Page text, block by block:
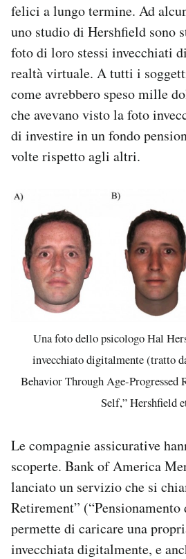
felici a lungo termine. Ad
uno studio di Hershfield sono
foto di loro stessi invecchiati
realtà virtuale. A tutti i
come avrebbero speso mille
che avevano visto la foto
di investire in un fondo
volte rispetto agli altri.
Una foto dello psicologo Hal
invecchiato digitalmente (tratto
Behavior Through Age-Progressed
Self,” Hershfield
Le compagnie assicurative
scoperte. Bank of America
lanciato un servizio che si
Retirement”
permette di caricare una
invecchiata digitalmente, e